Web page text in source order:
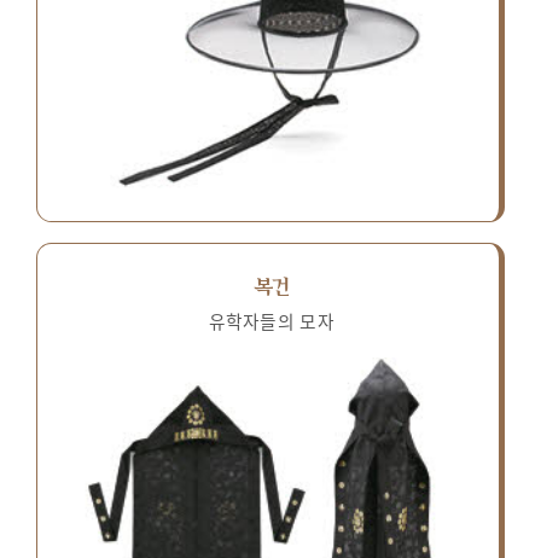
복건
유학자들의 모자